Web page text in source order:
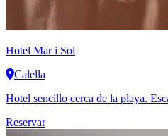
Hotel Mar i Sol
Calella
Hotel sencillo cerca de la playa.
Reservar